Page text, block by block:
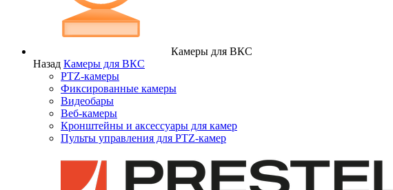
Камеры для ВКС
Назад Камеры для ВКС
PTZ-камеры
Фиксированные камеры
Видеобары
Веб-камеры
Кронштейны и аксессуары для камер
Пульты управления для PTZ-камер